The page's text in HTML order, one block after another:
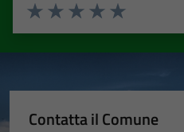
Valuta 5
Valuta 4 stelle su
Valuta 3 stelle su 5
Valuta 2 stelle su 5
Valuta 1 stelle su 5
Contatta il Comune